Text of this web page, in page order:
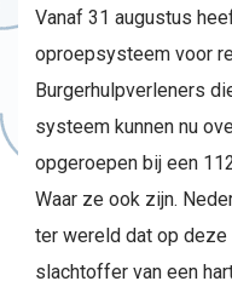
Vanaf 31 augustus
oproepsysteem voor
Burgerhulpverleners
systeem kunnen nu
opgeroepen bij een
Waar ze ook zijn.
ter wereld dat op deze
slachtoffer van een